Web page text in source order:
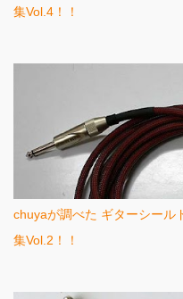
集Vol.4！！
chuyaが調べた ギターシール
集Vol.2！！